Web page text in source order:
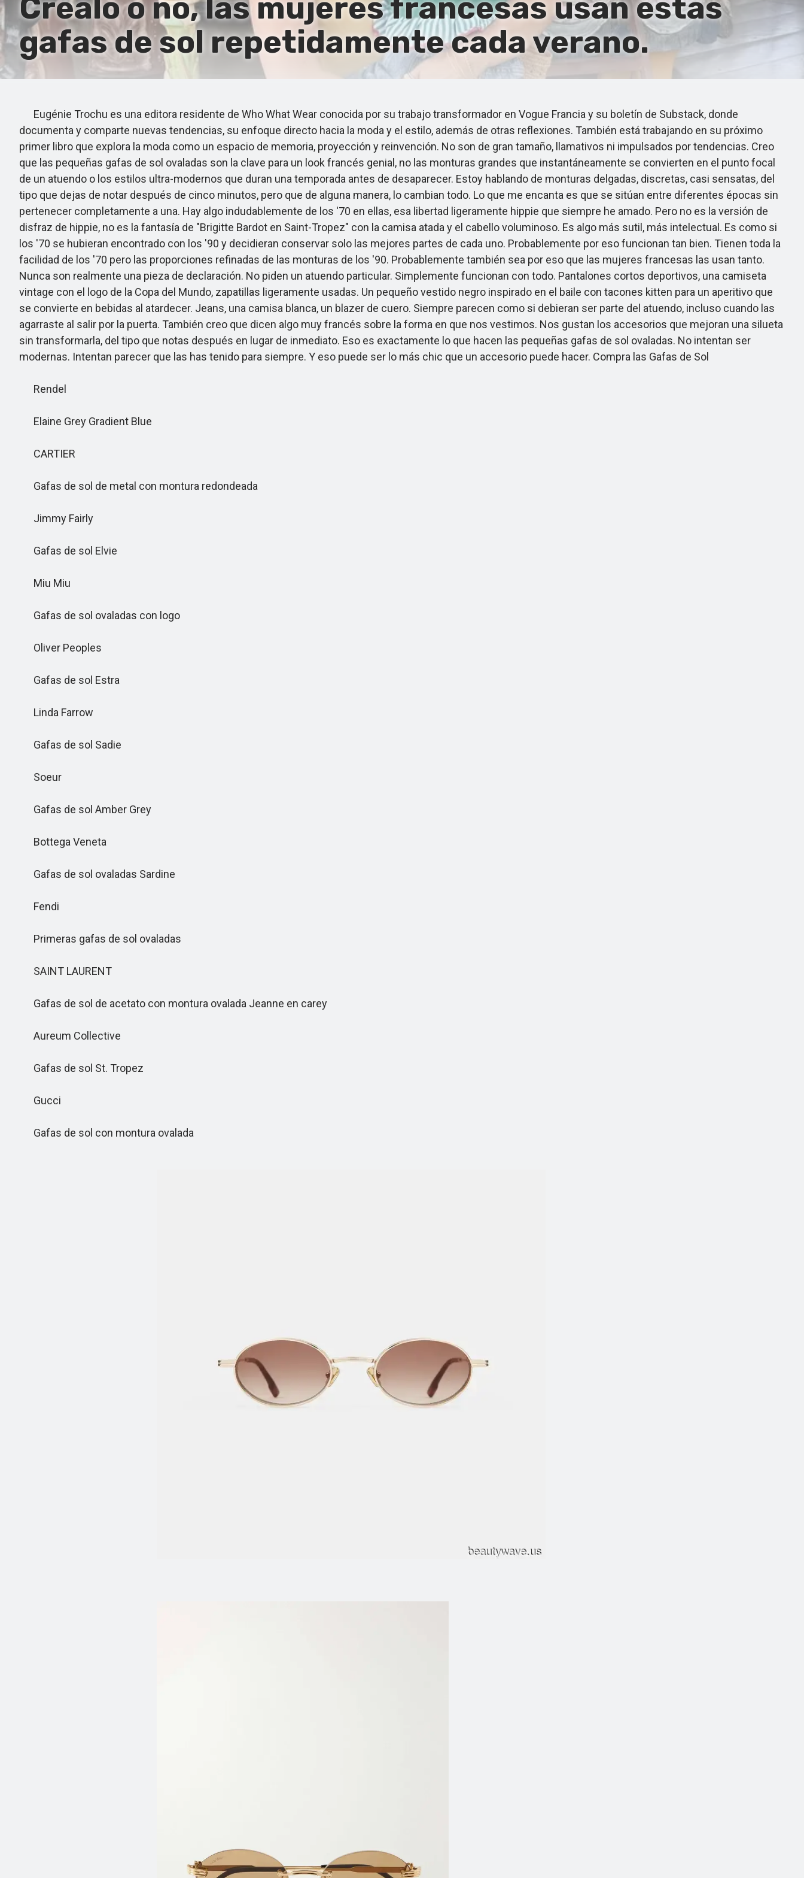
Créalo o no, las mujeres francesas usan estas
gafas de sol repetidamente cada verano.
Eugénie Trochu es una editora residente de Who What Wear conocida por su trabajo transformador en Vogue Francia y su boletín de Substack, donde
documenta y comparte nuevas tendencias, su enfoque directo hacia la moda y el estilo, además de otras reflexiones. También está trabajando en su próximo
primer libro que explora la moda como un espacio de memoria, proyección y reinvención. No son de gran tamaño, llamativos ni impulsados por tendencias. Creo
que las pequeñas gafas de sol ovaladas son la clave para un look francés genial, no las monturas grandes que instantáneamente se convierten en el punto focal
de un atuendo o los estilos ultra-modernos que duran una temporada antes de desaparecer. Estoy hablando de monturas delgadas, discretas, casi sensatas, del
tipo que dejas de notar después de cinco minutos, pero que de alguna manera, lo cambian todo. Lo que me encanta es que se sitúan entre diferentes épocas sin
pertenecer completamente a una. Hay algo indudablemente de los '70 en ellas, esa libertad ligeramente hippie que siempre he amado. Pero no es la versión de
disfraz de hippie, no es la fantasía de "Brigitte Bardot en Saint-Tropez" con la camisa atada y el cabello voluminoso. Es algo más sutil, más intelectual. Es como si
los '70 se hubieran encontrado con los '90 y decidieran conservar solo las mejores partes de cada uno. Probablemente por eso funcionan tan bien. Tienen toda la
facilidad de los '70 pero las proporciones refinadas de las monturas de los '90. Probablemente también sea por eso que las mujeres francesas las usan tanto.
Nunca son realmente una pieza de declaración. No piden un atuendo particular. Simplemente funcionan con todo. Pantalones cortos deportivos, una camiseta
vintage con el logo de la Copa del Mundo, zapatillas ligeramente usadas. Un pequeño vestido negro inspirado en el baile con tacones kitten para un aperitivo que
se convierte en bebidas al atardecer. Jeans, una camisa blanca, un blazer de cuero. Siempre parecen como si debieran ser parte del atuendo, incluso cuando las
agarraste al salir por la puerta. También creo que dicen algo muy francés sobre la forma en que nos vestimos. Nos gustan los accesorios que mejoran una silueta
sin transformarla, del tipo que notas después en lugar de inmediato. Eso es exactamente lo que hacen las pequeñas gafas de sol ovaladas. No intentan ser
modernas. Intentan parecer que las has tenido para siempre. Y eso puede ser lo más chic que un accesorio puede hacer. Compra las Gafas de Sol
Rendel
Elaine Grey Gradient Blue
CARTIER
Gafas de sol de metal con montura redondeada
Jimmy Fairly
Gafas de sol Elvie
Miu Miu
Gafas de sol ovaladas con logo
Oliver Peoples
Gafas de sol Estra
Linda Farrow
Gafas de sol Sadie
Soeur
Gafas de sol Amber Grey
Bottega Veneta
Gafas de sol ovaladas Sardine
Fendi
Primeras gafas de sol ovaladas
SAINT LAURENT
Gafas de sol de acetato con montura ovalada Jeanne en carey
Aureum Collective
Gafas de sol St. Tropez
Gucci
Gafas de sol con montura ovalada